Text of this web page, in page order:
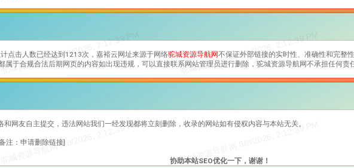
点击人数已经达到1213次， 嘉裕云 网址来源于网络驼城资源导航网不保证外部链接的实时性、准确性和完整
属于合规合法后期网页的内容如出现违规，可以直接联系网站管理员进行删除，驼城资源导航网不承担任何责
网友自主提交，违法网站我们一经发现都将立刻删除，收录的网站如有侵权内容与本站无关。
注：申请删除链接]
协助本站SEO优化一下，谢谢！